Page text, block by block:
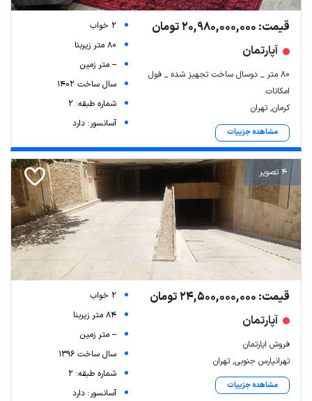
قیمت: 20,980,000,000 تومان
آپارتمان
80 متر _ دوسال ساخت تجهیز شده _ فول
امکانات
کرمان, تهران
مشاهده جزییات
2 خواب
80 متر زیربنا
-- متر زمین
سال ساخت 1402
شماره طبقه: 2
آسانسور: دارد
4 تصویر
قیمت: 24,500,000,000 تومان
آپارتمان
فروش اپارتمان
تهرانپارس جنوبی, تهران
مشاهده جزییات
2 خواب
84 متر زیربنا
-- متر زمین
سال ساخت 1396
شماره طبقه: 2
آسانسور: دارد